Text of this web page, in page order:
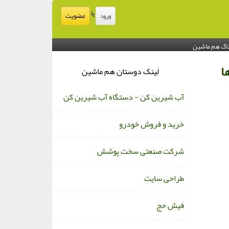
ورود یا عضویت
هم ماشین
لینک دوستان هم ماشین
آب شیرین کن - دستگاه آب شیرین کن
خرید و فروش خودرو
شرکت صنعتی سخت پوشش
طراحی سایت
فیش حج